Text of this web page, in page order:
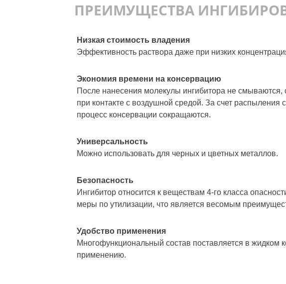
ПРЕИМУЩЕСТВА
Низкая стоимость владения
Эффективность раствора даже при низких
Экономия времени на консервацию
После нанесения молекулы ингибитора не
при контакте с воздушной средой. За счет
процесс консервации сокращаются.
Универсальность
Можно использовать для черных и цветных металлов.
Безопасность
Ингибитор относится к веществам 4-го класса
меры по утилизации, что является весомым
Удобство применения
Многофункциональный состав поставляется в жидком
применению.